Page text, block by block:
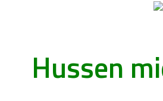
Hussen